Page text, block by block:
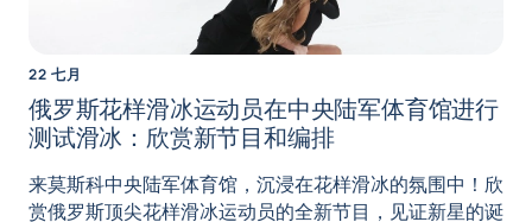
22 七月
俄罗斯花样滑冰运动员在中央陆军体育馆进行
测试滑冰：欣赏新节目和编排
来莫斯科中央陆军体育馆，沉浸在花样滑冰的氛围中！欣
赏俄罗斯顶尖花样滑冰运动员的全新节目，见证新星的诞